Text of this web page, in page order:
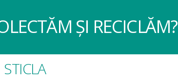
ȘI RECICLĂM?
STICLA